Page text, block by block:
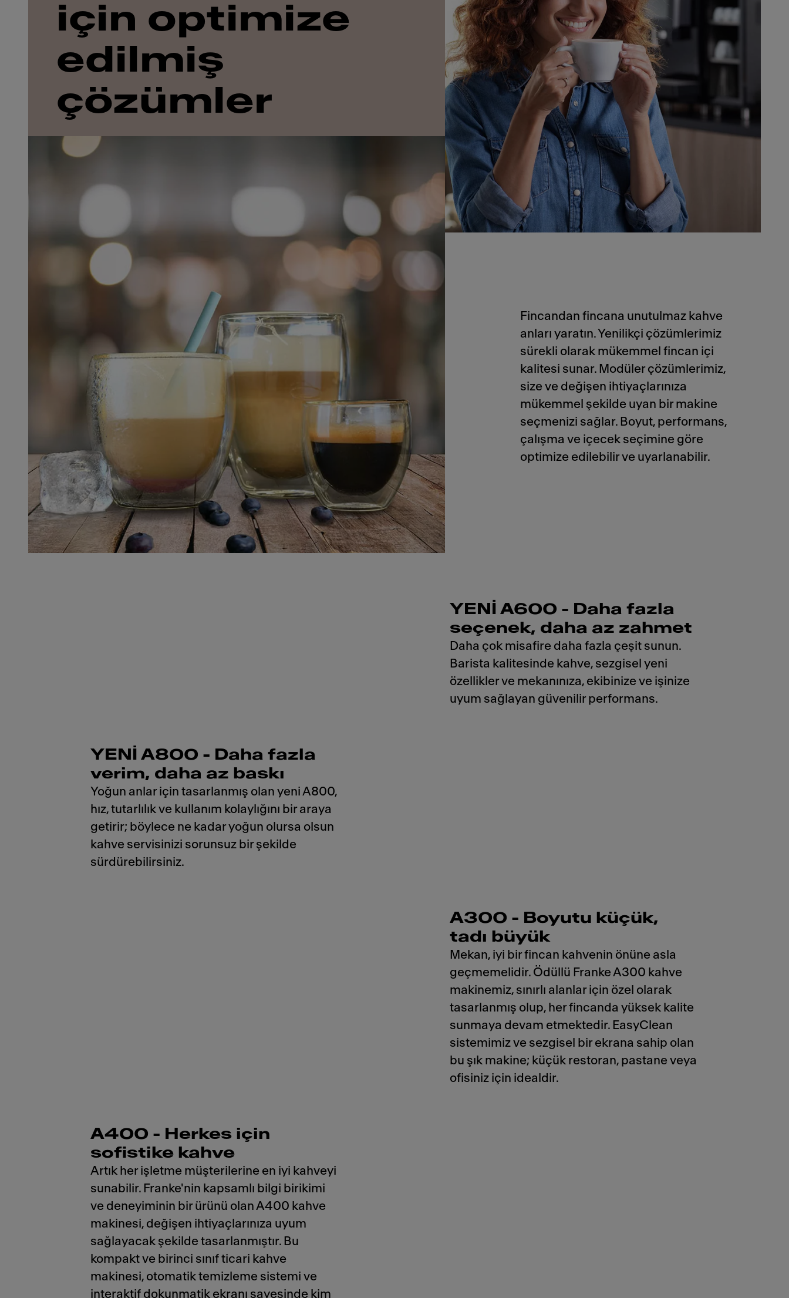
için optimize
edilmiş
çözümler
Fincandan fincana unutulmaz kahve
anları yaratın. Yenilikçi çözümlerimiz
sürekli olarak mükemmel fincan içi
kalitesi sunar. Modüler çözümlerimiz,
size ve değişen ihtiyaçlarınıza
mükemmel şekilde uyan bir makine
seçmenizi sağlar. Boyut, performans,
çalışma ve içecek seçimine göre
optimize edilebilir ve uyarlanabilir.
YENİ A600 - Daha fazla
seçenek, daha az zahmet
Daha çok misafire daha fazla çeşit sunun.
Barista kalitesinde kahve, sezgisel yeni
özellikler ve mekanınıza, ekibinize ve işinize
uyum sağlayan güvenilir performans.
YENİ A800 - Daha fazla
verim, daha az baskı
Yoğun anlar için tasarlanmış olan yeni A800,
hız, tutarlılık ve kullanım kolaylığını bir araya
getirir; böylece ne kadar yoğun olursa olsun
kahve servisinizi sorunsuz bir şekilde
sürdürebilirsiniz.
A300 - Boyutu küçük,
tadı büyük
Mekan, iyi bir fincan kahvenin önüne asla
geçmemelidir. Ödüllü Franke A300 kahve
makinemiz, sınırlı alanlar için özel olarak
tasarlanmış olup, her fincanda yüksek kalite
sunmaya devam etmektedir. EasyClean
sistemimiz ve sezgisel bir ekrana sahip olan
bu şık makine; küçük restoran, pastane veya
ofisiniz için idealdir.
A400 - Herkes için
sofistike kahve
Artık her işletme müşterilerine en iyi kahveyi
sunabilir. Franke'nin kapsamlı bilgi birikimi
ve deneyiminin bir ürünü olan A400 kahve
makinesi, değişen ihtiyaçlarınıza uyum
sağlayacak şekilde tasarlanmıştır. Bu
kompakt ve birinci sınıf ticari kahve
makinesi, otomatik temizleme sistemi ve
interaktif dokunmatik ekranı sayesinde kim